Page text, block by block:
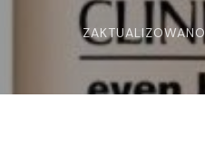
ZAKTUALIZOWANO